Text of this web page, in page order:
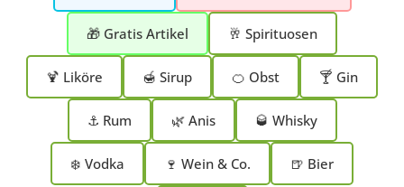
🎁 Gratis Artikel 🥂 Spirituosen
🍹 Liköre 🍯 Sirup 🍊 Obst 🍸 Gin
⚓ Rum 🌿 Anis 🥃 Whisky
❄️ Vodka 🍷 Wein & Co. 🍺 Bier